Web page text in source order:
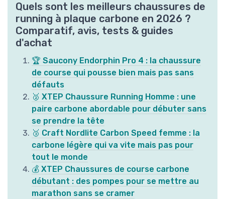
Quels sont les meilleurs chaussures de
running à plaque carbone en 2026 ?
Comparatif, avis, tests & guides
d'achat
🏆 Saucony Endorphin Pro 4 : la chaussure
de course qui pousse bien mais pas sans
défauts
🥈 XTEP Chaussure Running Homme : une
paire carbone abordable pour débuter sans
se prendre la tête
🥉 Craft Nordlite Carbon Speed femme : la
carbone légère qui va vite mais pas pour
tout le monde
💰 XTEP Chaussures de course carbone
débutant : des pompes pour se mettre au
marathon sans se cramer